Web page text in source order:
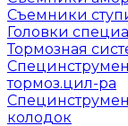
Съемники
Головки
Тормозная
тормоз.цил-ра
колодок